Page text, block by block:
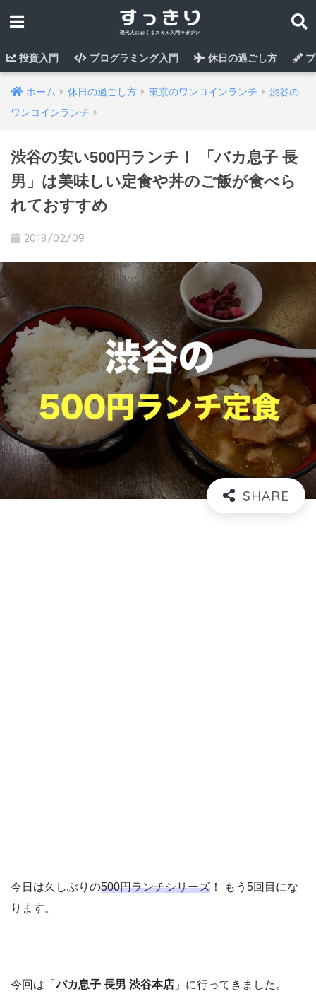
投資入門 プログラミング入門 休日の過ごし方
ホーム 休日の過ごし方 東京のワンコインランチ
渋谷の
ワンコインランチ
渋谷の安い500円ランチ！ 「バカ息子 長
男」は美味しい定食や丼のご飯が食べら
れておすすめ
2018/02/09
今日は久しぶりの500円ランチシリーズ ！ もう5回目にな
ります。
今回は「バカ息子 長男 渋谷本店 」に行ってきました。